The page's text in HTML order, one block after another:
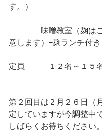
す。）
味噌教室（麹はこ
意します）+麹ランチ付き
定員　　　１２名～１５
第２回目は２月２６日（
定していますが今調整中
しばらくお待ちください。